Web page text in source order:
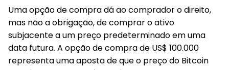
Uma opção de compra dá ao comprador o direito,
mas não a obrigação, de comprar o ativo
subjacente a um preço predeterminado em uma
data futura. A opção de compra de US$ 100.000
representa uma aposta de que o preço do Bitcoin